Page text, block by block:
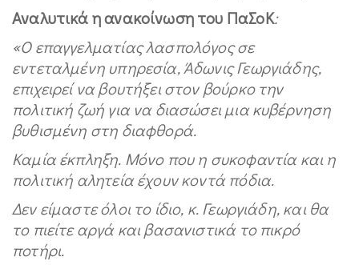
Αναλυτικά η ανακοίνωση του ΠαΣοΚ:
«Ο επαγγελματίας λασπολόγος σε
εντεταλμένη υπηρεσία, Άδωνις Γεωργιάδης,
επιχειρεί να βουτήξει στον βούρκο την
πολιτική ζωή για να διασώσει μια κυβέρνηση
βυθισμένη στη διαφθορά.
Καμία έκπληξη. Μόνο που η συκοφαντία και η
πολιτική αλητεία έχουν κοντά πόδια.
Δεν είμαστε όλοι το ίδιο, κ. Γεωργιάδη, και θα
το πιείτε αργά και βασανιστικά το πικρό
ποτήρι.